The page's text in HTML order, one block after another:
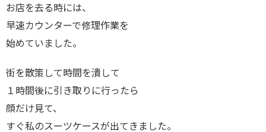
お店を去る時には、
早速カウンターで修理作業を
始めていました。
街を散策して時間を潰して
１時間後に引き取りに行ったら
顔だけ見て、
すぐ私のスーツケースが出てきました。